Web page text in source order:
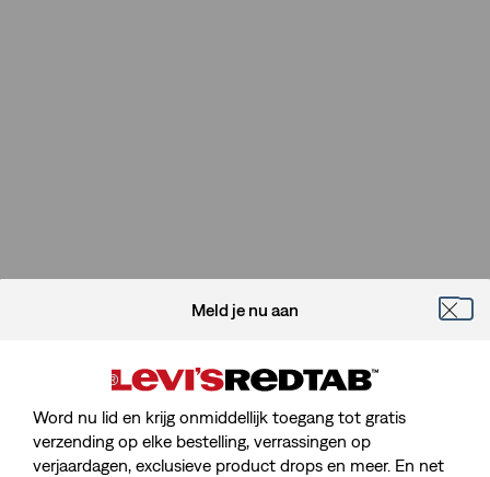
Meld je nu aan
Word nu lid en krijg onmiddellijk toegang tot gratis
verzending op elke bestelling, verrassingen op
verjaardagen, exclusieve product drops en meer. En net